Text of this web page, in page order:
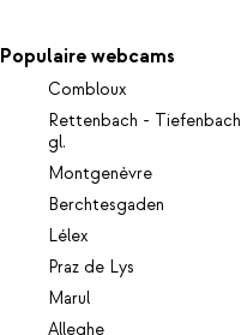
Populaire webcams
Combloux
Rettenbach - Tiefenbach
gl.
Montgenèvre
Berchtesgaden
Lélex
Praz de Lys
Marul
Alleghe